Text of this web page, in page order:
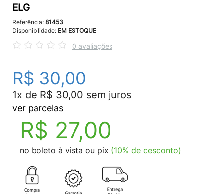
ELG
Referência: 81453
Disponibilidade: EM ESTOQUE
0 avaliações
R$ 30,00
1x de R$ 30,00 sem juros
ver parcelas
R$ 27,00
no boleto à vista ou pix (10% de desconto)